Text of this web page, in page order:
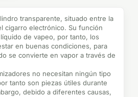
transparente, situado entre la
cigarro electrónico. Su función
de vapeo, por tanto, los
en buenas condiciones, para
se convierte en vapor a través de
no necesitan ningún tipo
tanto son piezas útiles durante
debido a diferentes causas,